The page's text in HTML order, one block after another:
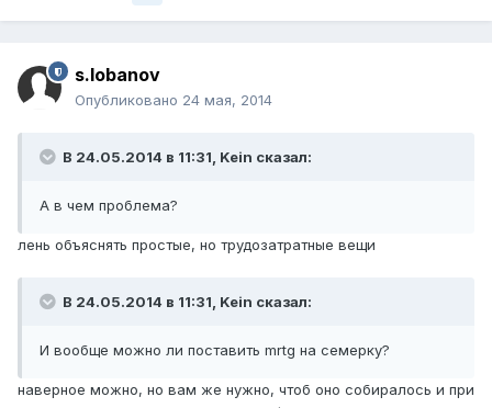
s.lobanov
Опубликовано 24 мая, 2014
В 24.05.2014 в 11:31, Kein сказал:
А в чем проблема?
лень объяснять простые, но трудозатратные вещи
В 24.05.2014 в 11:31, Kein сказал:
И вообще можно ли поставить mrtg на семерку?
наверное можно, но вам же нужно, чтоб оно собиралось и при